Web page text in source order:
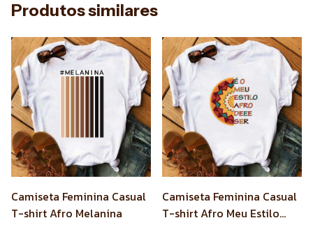
Produtos similares
Camiseta Feminina Casual
T-shirt Afro Melanina
Camiseta Feminina Casual
T-shirt Afro Meu Estilo